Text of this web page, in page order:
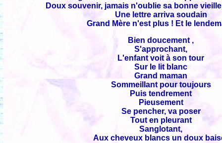
Doux souvenir, jamais n'oublie sa bonne
Une lettre arriva soudain
Grand Mère n'est plus ! Et le
Bien doucement ,
S'approchant,
L'enfant voit à son tour
Sur le lit blanc
Grand maman
Sommeillant pour toujours
Puis tendrement
Pieusement
Se pencher, va poser
Tout en pleurant
Sanglotant,
Aux cheveux blancs un doux